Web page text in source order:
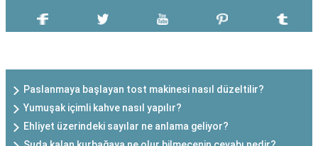
Paslanmaya başlayan tost makinesi nasıl düzeltilir?
Yumuşak içimli kahve nasıl yapılır?
Ehliyet üzerindeki sayılar ne anlama geliyor?